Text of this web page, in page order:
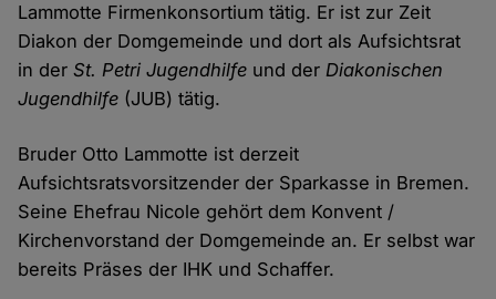
Lammotte Firmenkonsortium tätig. Er ist zur Zeit
Diakon der Domgemeinde und dort als Aufsichtsrat
in derSt. Petri Jugendhilfe und derDiakonischen
Jugendhilfe (JUB) tätig.
Bruder Otto Lammotte ist derzeit
Aufsichtsratsvorsitzender der Sparkasse in Bremen.
Seine Ehefrau Nicole gehört dem Konvent /
Kirchenvorstand der Domgemeinde an. Er selbst war
bereits Präses der IHK und Schaffer.